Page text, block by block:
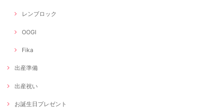
レンブロック
OOGI
Fika
出産準備
出産祝い
お誕生日プレゼント